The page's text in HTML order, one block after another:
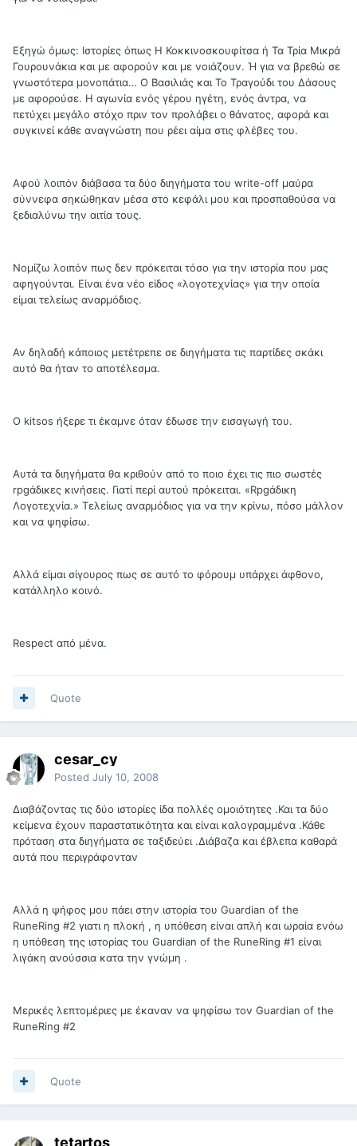
Εξηγώ όμως: Ιστορίες όπως Η Κοκκινοσκουφίτσα ή Τα Τρία Μικρά
Γουρουνάκια και με αφορούν και με νοιάζουν. Ή για να βρεθώ σε
γνωστότερα μονοπάτια… Ο Βασιλιάς και Το Τραγούδι του Δάσους
με αφορούσε. Η αγωνία ενός γέρου ηγέτη, ενός άντρα, να
πετύχει μεγάλο στόχο πριν τον προλάβει ο θάνατος, αφορά και
συγκινεί κάθε αναγνώστη που ρέει αίμα στις φλέβες του.
Αφού λοιπόν διάβασα τα δύο διηγήματα του write-off μαύρα
σύννεφα σηκώθηκαν μέσα στο κεφάλι μου και προσπαθούσα να
ξεδιαλύνω την αιτία τους.
Νομίζω λοιπόν πως δεν πρόκειται τόσο για την ιστορία που μας
αφηγούνται. Είναι ένα νέο είδος «λογοτεχνίας» για την οποία
είμαι τελείως αναρμόδιος.
Αν δηλαδή κάποιος μετέτρεπε σε διηγήματα τις παρτίδες σκάκι
αυτό θα ήταν το αποτέλεσμα.
Ο kitsos ήξερε τι έκαμνε όταν έδωσε την εισαγωγή του.
Αυτά τα διηγήματα θα κριθούν από το ποιο έχει τις πιο σωστές
rpgάδικες κινήσεις. Γιατί περί αυτού πρόκειται. «Rpgάδικη
Λογοτεχνία.» Τελείως αναρμόδιος για να την κρίνω, πόσο μάλλον
και να ψηφίσω.
Αλλά είμαι σίγουρος πως σε αυτό το φόρουμ υπάρχει άφθονο,
κατάλληλο κοινό.
Respect από μένα.
Quote
cesar_cy
Posted July 10, 2008
Διαβάζοντας τις δύο ιστορίες ίδα πολλές ομοιότητες .Και τα δύο
κείμενα έχουν παραστατικότητα και είναι καλογραμμένα .Κάθε
πρόταση στα διηγήματα σε ταξιδεύει .Διάβαζα και έβλεπα καθαρά
αυτά που περιγράφονταν
Αλλά η ψήφος μου πάει στην ιστορία του Guardian of the
RuneRing #2 γιατι η πλοκή , η υπόθεση είναι απλή και ωραία ενόω
η υπόθεση της ιστορίας του Guardian of the RuneRing #1 είναι
λιγάκη ανούσσια κατα την γνώμη .
Μερικές λεπτομέριες με έκαναν να ψηφίσω τον Guardian of the
RuneRing #2
Quote
tetartos